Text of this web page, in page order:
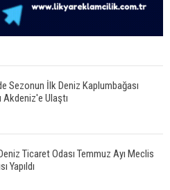
Sezonun İlk Deniz Kaplumbağası
Akdeniz'e Ulaştı
Ticaret Odası Temmuz Ayı Meclis
Yapıldı